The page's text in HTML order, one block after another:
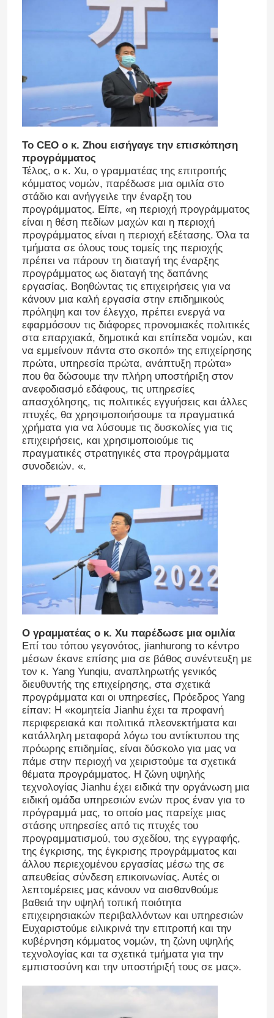
Αφήστε ένα μήνυμα
We bellen je snel terug!
Γύρος εργοστασίων
Ποιοτικός έλεγχος
Μας ελάτε σε επαφή με
Ζητήστε ένα απόσπασμα
Forklift μπαταρία λίθιου
Μπαταρία λίθιου γιοτ
Μπαταρία λίθιου ενεργειακής αποθήκευσης
Μπαταρία τρακτέρ λίθιου
Μπαταρία φορτωτών
Μπαταρία εκσκαφέων
Μπαταρία λίθιου κάρρων γκολφ
Μπαταρία λίθιου θεριστών χορτοταπήτων
Hob μπαταρία
Ηλεκτρική μπαταρία λίθιου τρυπανιών
Κύτταρο μπαταριών λίθιου
Ενότητα μπαταριών λίθιου
Το CEO ο κ. Zhou εισήγαγε την επισκόπηση
προγράμματος
Τέλος, ο κ. Xu, ο γραμματέας της επιτροπής
κόμματος νομών, παρέδωσε μια ομιλία στο
στάδιο και ανήγγειλε την έναρξη του
προγράμματος. Είπε, «η περιοχή προγράμματος
είναι η θέση πεδίων μαχών και η περιοχή
προγράμματος είναι η περιοχή εξέτασης. Όλα τα
τμήματα σε όλους τους τομείς της περιοχής
πρέπει να πάρουν τη διαταγή της έναρξης
προγράμματος ως διαταγή της δαπάνης
εργασίας. Βοηθώντας τις επιχειρήσεις για να
κάνουν μια καλή εργασία στην επιδημικούς
πρόληψη και τον έλεγχο, πρέπει ενεργά να
εφαρμόσουν τις διάφορες προνομιακές πολιτικές
στα επαρχιακά, δημοτικά και επίπεδα νομών, και
να εμμείνουν πάντα στο σκοπό» της επιχείρησης
πρώτα, υπηρεσία πρώτα, ανάπτυξη πρώτα»
που θα δώσουμε την πλήρη υποστήριξη στον
ανεφοδιασμό εδάφους, τις υπηρεσίες
απασχόλησης, τις πολιτικές εγγυήσεις και άλλες
πτυχές, θα χρησιμοποιήσουμε τα πραγματικά
χρήματα για να λύσουμε τις δυσκολίες για τις
επιχειρήσεις, και χρησιμοποιούμε τις
πραγματικές στρατηγικές στα προγράμματα
συνοδειών. «.
Ο γραμματέας ο κ. Xu παρέδωσε μια ομιλία
Επί του τόπου γεγονότος, jianhurong το κέντρο
μέσων έκανε επίσης μια σε βάθος συνέντευξη με
τον κ. Yang Yunqiu, αναπληρωτής γενικός
διευθυντής της επιχείρησης, στα σχετικά
προγράμματα και οι υπηρεσίες, Πρόεδρος Yang
είπαν: Η «κομητεία Jianhu έχει τα προφανή
περιφερειακά και πολιτικά πλεονεκτήματα και
κατάλληλη μεταφορά λόγω του αντίκτυπου της
πρόωρης επιδημίας, είναι δύσκολο για μας να
πάμε στην περιοχή να χειριστούμε τα σχετικά
θέματα προγράμματος. Η ζώνη υψηλής
τεχνολογίας Jianhu έχει ειδικά την οργάνωση μια
ειδική ομάδα υπηρεσιών ενών προς έναν για το
πρόγραμμά μας, το οποίο μας παρείχε μιας
στάσης υπηρεσίες από τις πτυχές του
προγραμματισμού, του σχεδίου, της εγγραφής,
της έγκρισης, της έγκρισης προγράμματος και
άλλου περιεχομένου εργασίας μέσω της σε
απευθείας σύνδεση επικοινωνίας. Αυτές οι
λεπτομέρειες μας κάνουν να αισθανθούμε
βαθειά την υψηλή τοπική ποιότητα
επιχειρησιακών περιβαλλόντων και υπηρεσιών
Ευχαριστούμε ειλικρινά την επιτροπή και την
κυβέρνηση κόμματος νομών, τη ζώνη υψηλής
τεχνολογίας και τα σχετικά τμήματα για την
εμπιστοσύνη και την υποστήριξή τους σε μας».